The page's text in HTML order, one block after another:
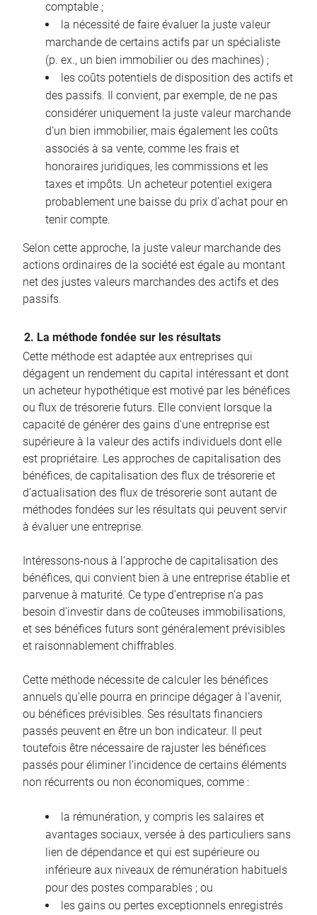
comptable ;
la nécessité de faire évaluer la juste valeur
marchande de certains actifs par un spécialiste
(p. ex., un bien immobilier ou des machines) ;
les coûts potentiels de disposition des actifs et
des passifs. Il convient, par exemple, de ne pas
considérer uniquement la juste valeur marchande
d’un bien immobilier, mais également les coûts
associés à sa vente, comme les frais et
honoraires juridiques, les commissions et les
taxes et impôts. Un acheteur potentiel exigera
probablement une baisse du prix d’achat pour en
tenir compte.
Selon cette approche, la juste valeur marchande des
actions ordinaires de la société est égale au montant
net des justes valeurs marchandes des actifs et des
passifs.
2. La méthode fondée sur les résultats
Cette méthode est adaptée aux entreprises qui
dégagent un rendement du capital intéressant et dont
un acheteur hypothétique est motivé par les bénéfices
ou flux de trésorerie futurs. Elle convient lorsque la
capacité de générer des gains d’une entreprise est
supérieure à la valeur des actifs individuels dont elle
est propriétaire. Les approches de capitalisation des
bénéfices, de capitalisation des flux de trésorerie et
d’actualisation des flux de trésorerie sont autant de
méthodes fondées sur les résultats qui peuvent servir
à évaluer une entreprise.
Intéressons-nous à l’approche de capitalisation des
bénéfices, qui convient bien à une entreprise établie et
parvenue à maturité. Ce type d’entreprise n’a pas
besoin d’investir dans de coûteuses immobilisations,
et ses bénéfices futurs sont généralement prévisibles
et raisonnablement chiffrables.
Cette méthode nécessite de calculer les bénéfices
annuels qu’elle pourra en principe dégager à l’avenir,
ou bénéfices prévisibles. Ses résultats financiers
passés peuvent en être un bon indicateur. Il peut
toutefois être nécessaire de rajuster les bénéfices
passés pour éliminer l’incidence de certains éléments
non récurrents ou non économiques, comme :
la rémunération, y compris les salaires et
avantages sociaux, versée à des particuliers sans
lien de dépendance et qui est supérieure ou
inférieure aux niveaux de rémunération habituels
pour des postes comparables ; ou
les gains ou pertes exceptionnels enregistrés